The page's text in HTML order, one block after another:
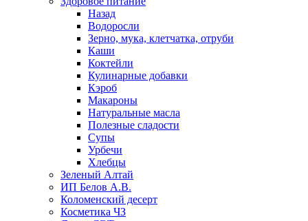
Назад
Водоросли
Зерно, мука, клетчатка, отруби
Каши
Коктейли
Кулинарные добавки
Кэроб
Макароны
Натуральные масла
Полезные сладости
Супы
Урбечи
Хлебцы
Зеленый Алтай
ИП Белов А.В.
Коломенский десерт
Косметика ЧЗ